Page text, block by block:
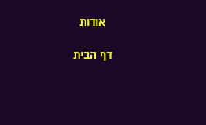
אודות
דף הבית